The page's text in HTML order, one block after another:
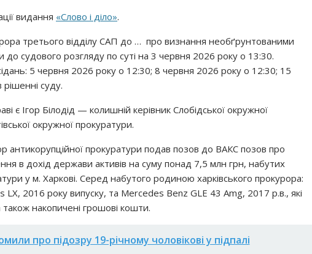
видання «Слово і діло».
третього відділу САП до … про визнання необґрунтованими
до судового розгляду по суті на 3 червня 2026 року о 13:30.
5 червня 2026 року о 12:30; 8 червня 2026 року о 12:30; 15
суду.
є Ігор Білодід — колишній керівник Слобідської окружної
окружної прокуратури.
антикорупційної прокуратури подав позов до ВАКС позов про
в дохід держави активів на суму понад 7,5 млн грн, набутих
у м. Харкові. Серед набутого родиною харківського прокурора:
LX, 2016 року випуску, та Mercedes Benz GLE 43 Amg, 2017 р.в., які
накопичені грошові кошти.
про підозру 19-річному чоловікові у підпалі